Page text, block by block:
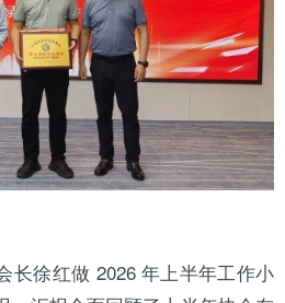
徐红做 2026 年上半年工作小